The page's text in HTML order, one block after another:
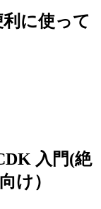
に使って
入門(絶
け）